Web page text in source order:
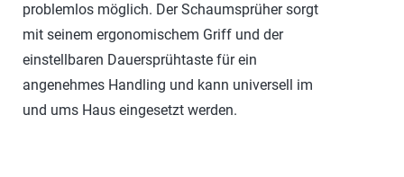
problemlos möglich. Der Schaumsprüher sorgt
mit seinem ergonomischem Griff und der
einstellbaren Dauersprühtaste für ein
angenehmes Handling und kann universell im
und ums Haus eingesetzt werden.